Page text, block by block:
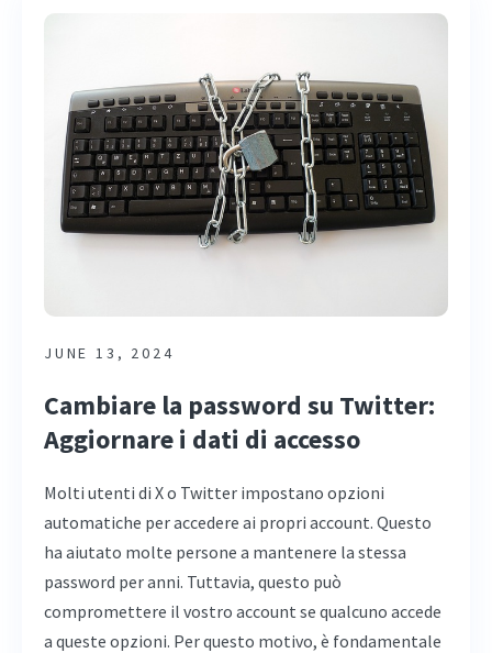
JUNE 13, 2024
Cambiare la password su Twitter:
Aggiornare i dati di accesso
Molti utenti di X o Twitter impostano opzioni
automatiche per accedere ai propri account. Questo
ha aiutato molte persone a mantenere la stessa
password per anni. Tuttavia, questo può
compromettere il vostro account se qualcuno accede
a queste opzioni. Per questo motivo, è fondamentale